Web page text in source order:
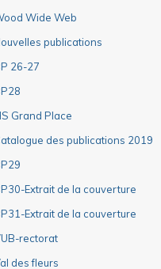
Wide Web
publications
26-27
Grand Place
des publications 2019
Extrait de la couverture
Extrait de la couverture
rectorat
des fleurs